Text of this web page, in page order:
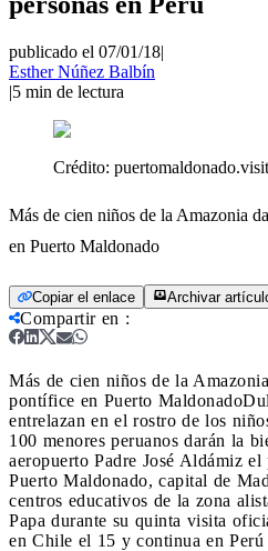
publicado el 07/01/18|
Esther Núñez Balbín
|5 min de lectura
Crédito:
Más de cien niños de la Amazonia
en Puerto Maldonado
Copiar el enlace Archivar
Compartir en :
Más de cien niños de la
pontífice en Puerto Maldonado
entrelazan en el rostro de los
100 menores peruanos darán la
aeropuerto Padre José Aldámiz
Puerto Maldonado, capital de
centros educativos de la zona
Papa durante su quinta visita
en Chile el 15 y continua en